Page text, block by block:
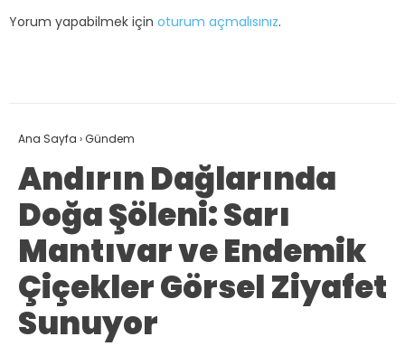
Yorum yapabilmek için oturum açmalısınız.
Ana Sayfa ›Gündem
Andırın Dağlarında
Doğa Şöleni: Sarı
Mantıvar ve Endemik
Çiçekler Görsel Ziyafet
Sunuyor